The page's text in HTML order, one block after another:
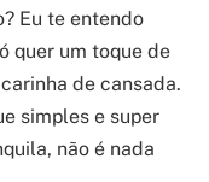
Eu te entendo
quer um toque de
de cansada.
simples e super
não é nada